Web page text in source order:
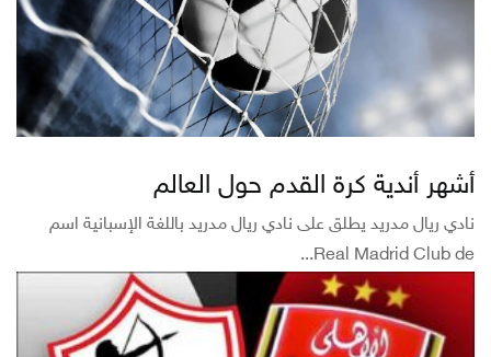
أشهر أندية كرة القدم حول العالم
نادي ريال مدريد يطلق على نادي ريال مدريد باللغة الإسبانية اسم
Real Madrid Club de...